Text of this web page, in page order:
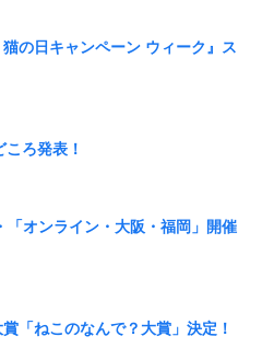
の日キャンペーン ウィーク』ス
ろ発表！
「オンライン・大阪・福岡」開催
「ねこのなんで？大賞」決定！